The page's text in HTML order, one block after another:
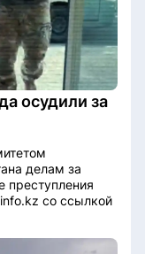
осудили за
делам за
преступления
со ссылкой